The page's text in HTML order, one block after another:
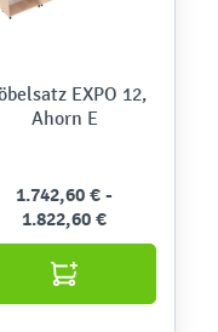
EXPO 12,
Ahorn E
1.742,60 € -
1.822,60 €